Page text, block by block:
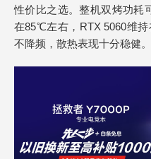
性价比之选。整机双烤功耗
在85℃左右，RTX 5060维
不降频，散热表现十分稳健。